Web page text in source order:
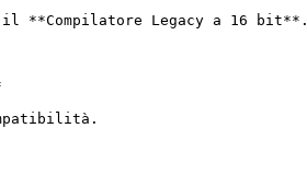
**Compilatore Legacy a 16 bit**.